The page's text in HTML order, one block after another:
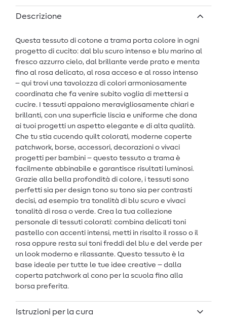
Descrizione
Questa tessuto di cotone a trama porta colore in ogni
progetto di cucito: dal blu scuro intenso e blu marino al
fresco azzurro cielo, dal brillante verde prato e menta
fino al rosa delicato, al rosa acceso e al rosso intenso
– qui trovi una tavolozza di colori armoniosamente
coordinata che fa venire subito voglia di mettersi a
cucire. I tessuti appaiono meravigliosamente chiari e
brillanti, con una superficie liscia e uniforme che dona
ai tuoi progetti un aspetto elegante e di alta qualità.
Che tu stia cucendo quilt colorati, moderne coperte
patchwork, borse, accessori, decorazioni o vivaci
progetti per bambini – questo tessuto a trama è
facilmente abbinabile e garantisce risultati luminosi.
Grazie alla bella profondità di colore, i tessuti sono
perfetti sia per design tono su tono sia per contrasti
decisi, ad esempio tra tonalità di blu scuro e vivaci
tonalità di rosa o verde. Crea la tua collezione
personale di tessuti colorati: combina delicati toni
pastello con accenti intensi, metti in risalto il rosso o il
rosa oppure resta sui toni freddi del blu e del verde per
un look moderno e rilassante. Questo tessuto è la
base ideale per tutte le tue idee creative – dalla
coperta patchwork al cono per la scuola fino alla
borsa preferita.
Istruzioni per la cura